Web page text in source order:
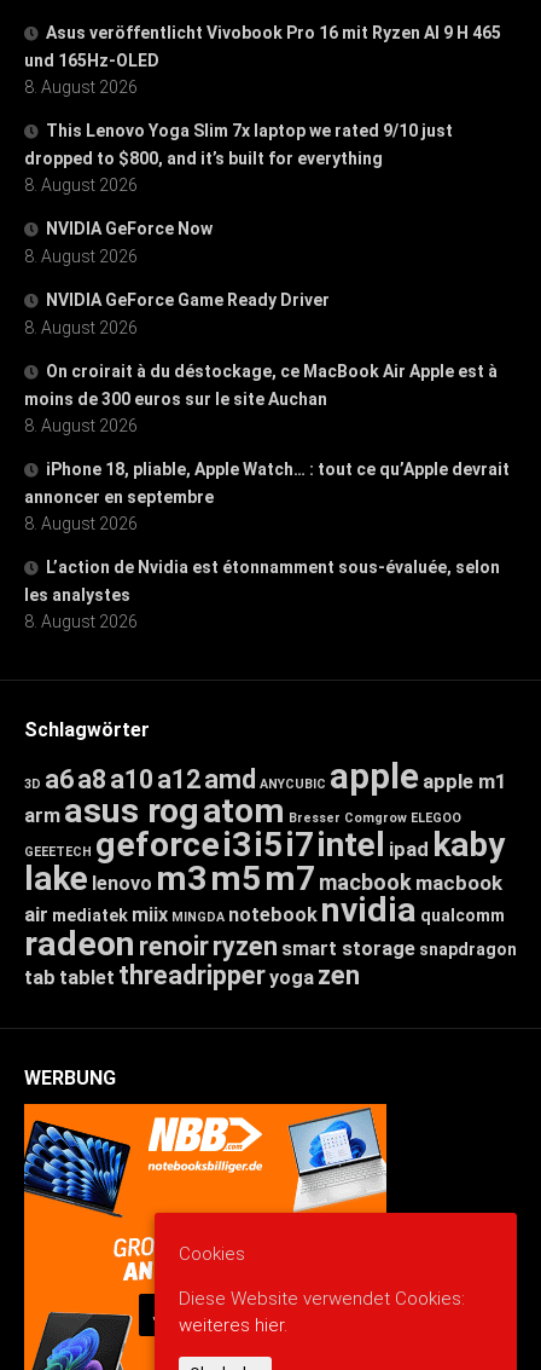
Asus veröffentlicht Vivobook Pro 16 mit Ryzen AI 9 H 465
und 165Hz-OLED
8. August 2026
This Lenovo Yoga Slim 7x laptop we rated 9/10 just
dropped to $800, and it’s built for everything
8. August 2026
NVIDIA GeForce Now
8. August 2026
NVIDIA GeForce Game Ready Driver
8. August 2026
On croirait à du déstockage, ce MacBook Air Apple est à
moins de 300 euros sur le site Auchan
8. August 2026
iPhone 18, pliable, Apple Watch… : tout ce qu’Apple devrait
annoncer en septembre
8. August 2026
L’action de Nvidia est étonnamment sous-évaluée, selon
les analystes
8. August 2026
Schlagwörter
3D a6a8 a10 a12amd ANYCUBIC apple apple m1
arm asus rogatom Bresser Comgrow ELEGOO
GEEETECH geforcei3i5i7intel ipad kaby
lake lenovo m3m5m7 macbook macbook
air mediatek miix MINGDA notebook nvidia qualcomm
radeon renoirryzen smart storage snapdragon
tab tablet threadripperyoga zen
WERBUNG
Cookies
Diese Website verwendet Cookies:
weiteres hier.